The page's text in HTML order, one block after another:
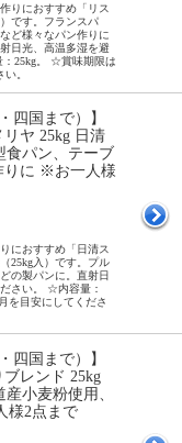
りにおすすめ「リス
です。フランスパ
ど様々なパン作りに
日光、高温多湿を避
25kg。 ☆賞味期限は
。
四国まで）】
リヤ 25kg 日清
食パン、テーブ
りに ※お一人様
におすすめ「日清ス
25kg入）です。プル
の製パンに。直射日
さい。 ☆内容量：
を目安にしてくださ
四国まで）】
ブレンド 25kg
小麦粉使用、
様2点まで